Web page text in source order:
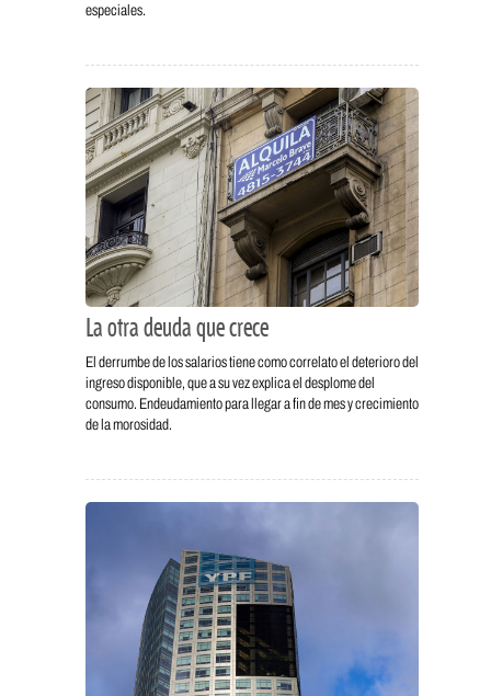
especiales.
La otra deuda que crece
El derrumbe de los salarios tiene como correlato el deterioro del
ingreso disponible, que a su vez explica el desplome del
consumo. Endeudamiento para llegar a fin de mes y crecimiento
de la morosidad.